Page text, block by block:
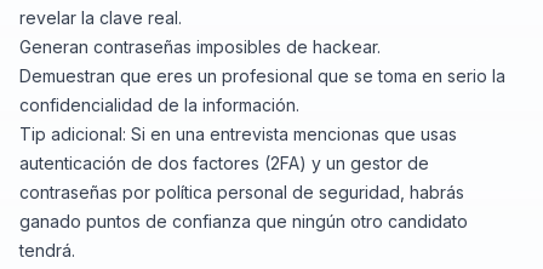
revelar la clave real.
Generan contraseñas imposibles de hackear.
Demuestran que eres un profesional que se toma en serio la
confidencialidad de la información.
Tip adicional: Si en una entrevista mencionas que usas
autenticación de dos factores (2FA) y un gestor de
contraseñas por política personal de seguridad, habrás
ganado puntos de confianza que ningún otro candidato
tendrá.